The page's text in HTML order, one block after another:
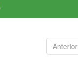
Anterior